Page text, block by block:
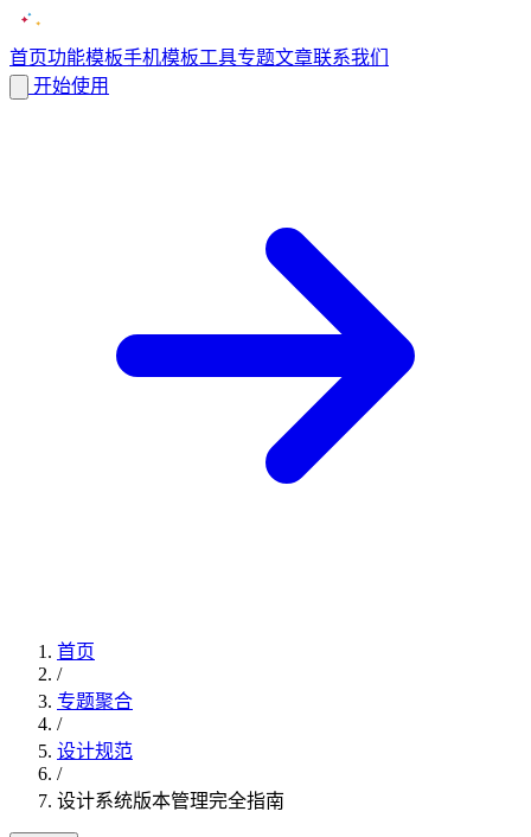
首页功能模板手机模板工具专题文章联系我们
开始使用
首页
/
专题聚合
/
设计规范
/
设计系统版本管理完全指南